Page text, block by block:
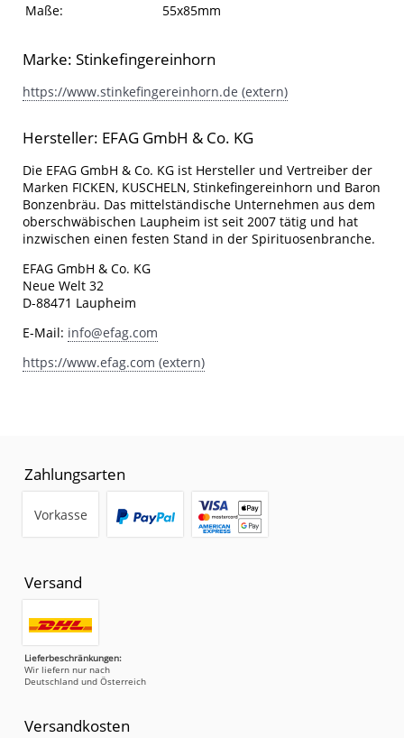
Maße:
55x85mm
Marke: Stinkefingereinhorn
https://www.stinkefingereinhorn.de (extern)
Hersteller: EFAG GmbH & Co. KG
Die EFAG GmbH & Co. KG ist Hersteller und Vertreiber der
Marken FICKEN, KUSCHELN, Stinkefingereinhorn und Baron
Bonzenbräu. Das mittelständische Unternehmen aus dem
oberschwäbischen Laupheim ist seit 2007 tätig und hat
inzwischen einen festen Stand in der Spirituosenbranche.
EFAG GmbH & Co. KG
Neue Welt 32
D-88471 Laupheim
E-Mail: info@efag.com
https://www.efag.com (extern)
Zahlungsarten
Vorkasse
Versand
Lieferbeschränkungen:
Wir liefern nur nach
Deutschland und Österreich
Versandkosten